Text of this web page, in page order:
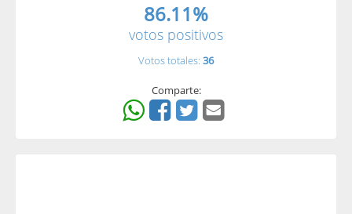
86.11%
votos positivos
Votos totales: 36
Comparte: